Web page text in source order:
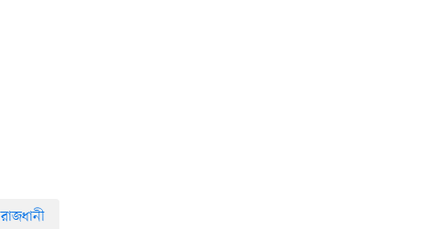
রাজধানী